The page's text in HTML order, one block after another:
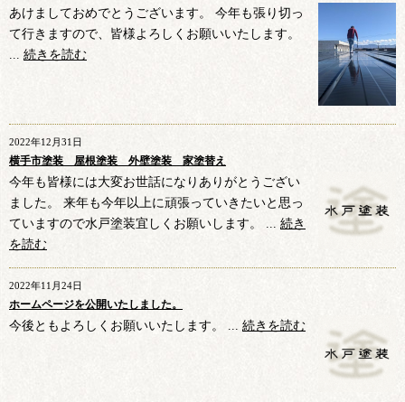
あけましておめでとうございます。 今年も張り切っ
て行きますので、皆様よろしくお願いいたします。
... 続きを読む
2022年12月31日
横手市塗装 屋根塗装 外壁塗装 家塗替え
今年も皆様には大変お世話になりありがとうござい
ました。 来年も今年以上に頑張っていきたいと思っ
ていますので水戸塗装宜しくお願いします。 ... 続き
を読む
2022年11月24日
ホームページを公開いたしました。
今後ともよろしくお願いいたします。 ... 続きを読む